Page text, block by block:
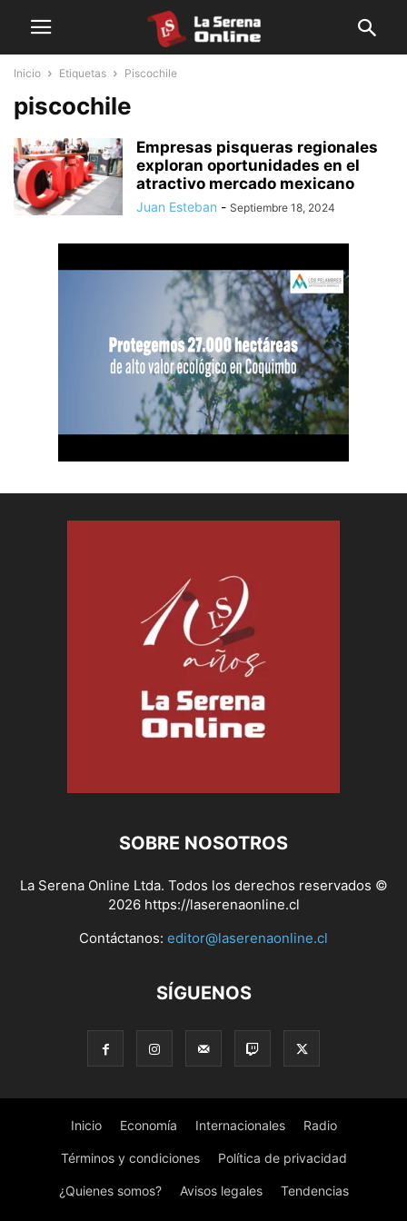
Inicio Etiquetas Piscochile
piscochile
Empresas pisqueras regionales
exploran oportunidades en el
atractivo mercado mexicano
Juan Esteban - Septiembre 18, 2024
SOBRE NOSOTROS
La Serena Online Ltda. Todos los derechos reservados ©
2026 https://laserenaonline.cl
Contáctanos: editor@laserenaonline.cl
SÍGUENOS
Inicio Economía Internacionales Radio
Términos y condiciones Política de privacidad
¿Quienes somos? Avisos legales Tendencias